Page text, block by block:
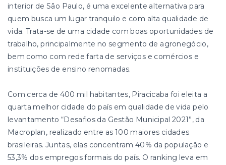
interior de São Paulo, é uma excelente alternativa para
quem busca um lugar tranquilo e com alta qualidade de
vida. Trata-se de uma cidade com boas oportunidades de
trabalho, principalmente no segmento de agronegócio,
bem como com rede farta de serviços e comércios e
instituições de ensino renomadas.
Com cerca de 400 mil habitantes, Piracicaba foi eleita a
quarta melhor cidade do país em qualidade de vida pelo
levantamento “Desafios da Gestão Municipal 2021”, da
Macroplan, realizado entre as 100 maiores cidades
brasileiras. Juntas, elas concentram 40% da população e
53,3% dos empregos formais do país. O ranking leva em